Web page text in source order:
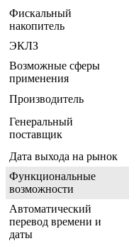
Фискальный
накопитель
ЭКЛЗ
Возможные сферы
применения
Производитель
Генеральный
поставщик
Дата выхода на рынок
Функциональные
возможности
Автоматический
перевод времени и
даты